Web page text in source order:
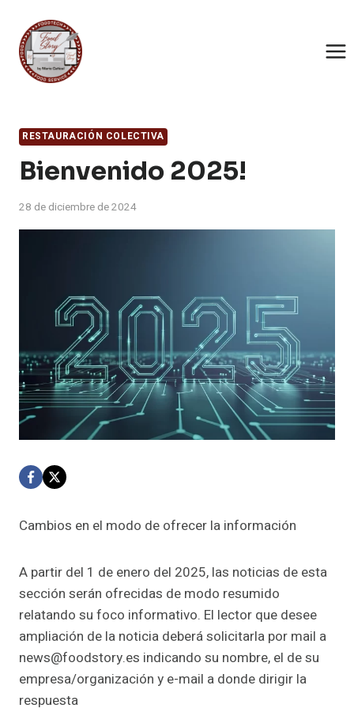
contenido
RESTAURACIÓN COLECTIVA
Bienvenido 2025!
28 de diciembre de 2024
Cambios en el modo de ofrecer la información
A partir del 1 de enero del 2025, las noticias de esta
sección serán ofrecidas de modo resumido
relatando su foco informativo. El lector que desee
ampliación de la noticia deberá solicitarla por mail a
news@foodstory.es indicando su nombre, el de su
empresa/organización y e-mail a donde dirigir la
respuesta